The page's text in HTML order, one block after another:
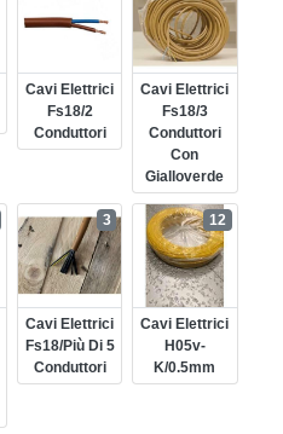
Cavi Elettrici
Fs18/2
Conduttori
Cavi Elettrici
Fs18/3
Conduttori
Con
Gialloverde
Cavi Elettrici
Fs18/più Di 5
Conduttori
3
Cavi Elettrici
H05v-
K/0.5mm
12